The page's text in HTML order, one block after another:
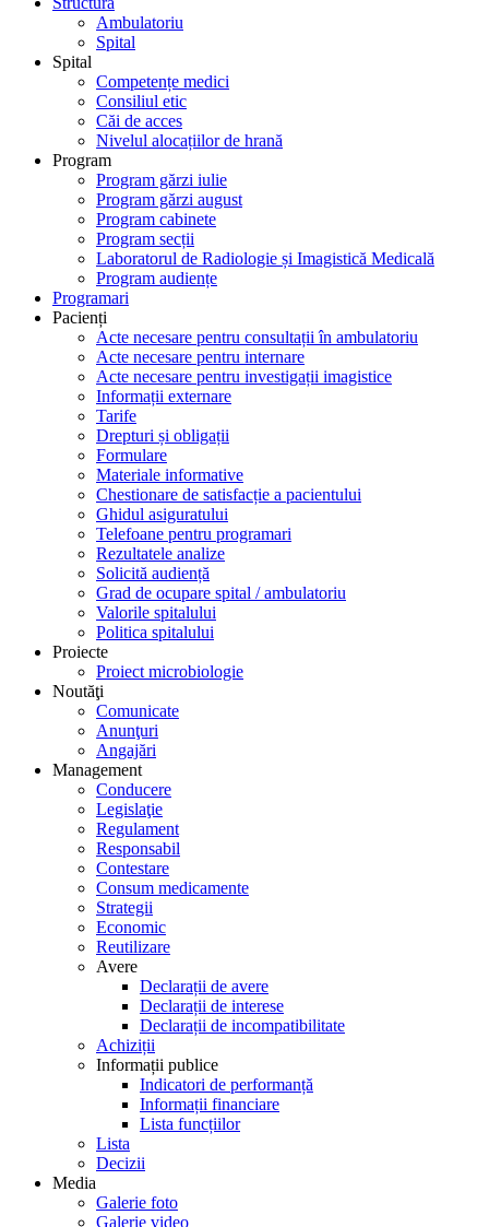
Ambulatoriu
Spital
Spital
Competențe medici
Consiliul etic
Căi de acces
Nivelul alocațiilor de hrană
Program
Program gărzi iulie
Program gărzi august
Program cabinete
Program secții
Laboratorul de Radiologie și Imagistică Medicală
Program audiențe
Programari
Pacienți
Acte necesare pentru consultații în ambulatoriu
Acte necesare pentru internare
Acte necesare pentru investigații imagistice
Informații externare
Tarife
Drepturi și obligații
Formulare
Materiale informative
Chestionare de satisfacție a pacientului
Ghidul asiguratului
Telefoane pentru programari
Rezultatele analize
Solicită audiență
Grad de ocupare spital / ambulatoriu
Valorile spitalului
Politica spitalului
Proiecte
Proiect microbiologie
Noutăţi
Comunicate
Anunţuri
Angajări
Management
Conducere
Legislaţie
Regulament
Responsabil
Contestare
Consum medicamente
Strategii
Economic
Reutilizare
Avere
Declarații de avere
Declarații de interese
Declarații de incompatibilitate
Achiziții
Informații publice
Indicatori de performanță
Informații financiare
Lista funcțiilor
Lista
Decizii
Media
Galerie foto
Galerie video